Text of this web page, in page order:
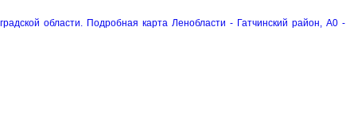
области. Подробная карта Ленобласти - Гатчинский район, A0 -